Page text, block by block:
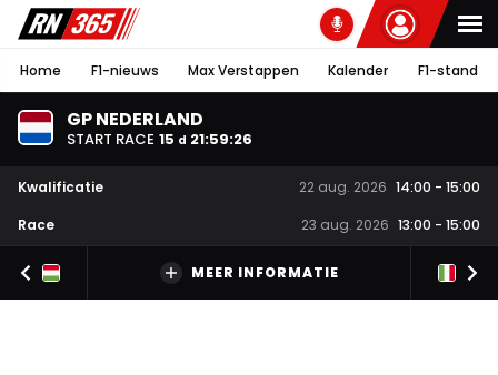
Home F1-nieuws Max Verstappen Kalender F1-stand
GP NEDERLAND
START RACE 15 d 21:59:25
Kwalificatie 22 aug. 2026 14:00 - 15:00
Race
23 aug. 2026 13:00 - 15:00
MEER INFORMATIE